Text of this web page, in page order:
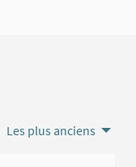
Les plus anciens